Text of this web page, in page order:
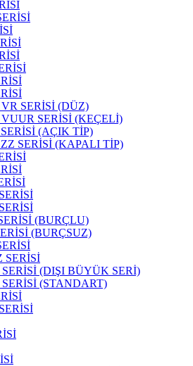
SERİSİ (DÜZ)
SERİSİ (KEÇELİ)
(AÇIK TİP)
SERİSİ (KAPALI TİP)
(BURÇLU)
(BURÇSUZ)
SERİSİ
(DIŞI BÜYÜK SERİ)
(STANDART)